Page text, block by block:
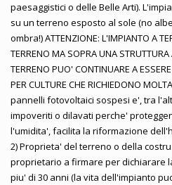
paesaggistici o delle Belle Arti).
su un terreno esposto al sole (no
ombra!) ATTENZIONE: L'IMPIANTO A
TERRENO MA SOPRA UNA
TERRENO PUO' CONTINUARE A
PER CULTURE CHE RICHIEDONO
pannelli fotovoltaici sospesi e', tra
impoveriti o dilavati perche'
l'umidita', facilita la riformazione
2) Proprieta' del terreno o della
proprietario a firmare per dichiarare
piu' di 30 anni (la vita dell'impianto